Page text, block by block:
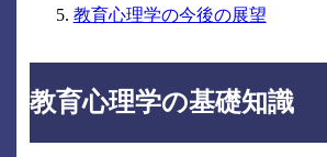
教育心理学の今後の展望
教育心理学の基礎知識